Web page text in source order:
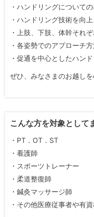
・ハンドリングについて
・ハンドリング技術を向
・上肢、下肢、体幹それ
・各姿勢でのアプローチ
・促通を中心としたハン
ぜひ、みなさまのお越し
こんな方を対象として
・PT．OT．ST
・看護師
・スポーツトレーナー
・柔道整復師
・鍼灸マッサージ師
・その他医療従事者や有